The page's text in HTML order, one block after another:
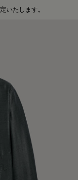
いたします。